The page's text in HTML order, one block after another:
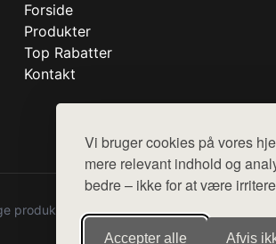
Vi bruger cookies på vores
mere relevant indhold og
bedre – ikke for at være
Accepter alle Afvis
Forside
Produkter
Top Rabatter
Kontakt
fra diverse webshops. Der sælges